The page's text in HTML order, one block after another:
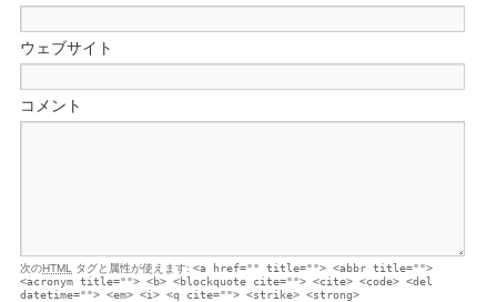
ウェブサイト
コメント
次のHTML タグと属性が使えます:<a href="" title=""> <abbr title="">
<acronym title=""> <b> <blockquote cite=""> <cite> <code> <del
datetime=""> <em> <i> <q cite=""> <strike> <strong>